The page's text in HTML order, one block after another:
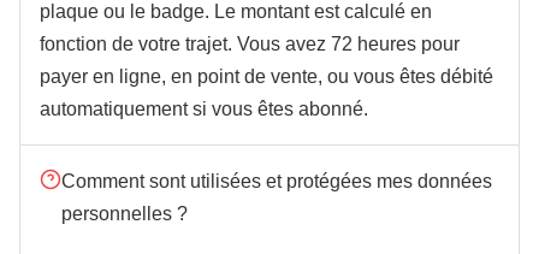
plaque ou le badge. Le montant est calculé en
fonction de votre trajet. Vous avez 72 heures pour
payer en ligne, en point de vente, ou vous êtes débité
automatiquement si vous êtes abonné.
Comment sont utilisées et protégées mes données
personnelles ?